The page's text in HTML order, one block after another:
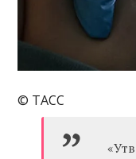
© ТАСС